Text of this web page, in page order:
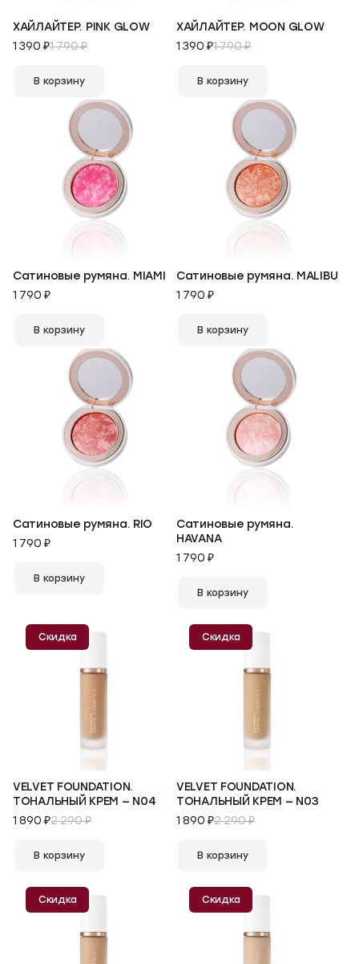
ХАЙЛАЙТЕР. PINK GLOW
1 390 ₽1 790 ₽
В корзину
ХАЙЛАЙТЕР. MOON GLOW
1 390 ₽1 790 ₽
В корзину
Сатиновые румяна. MIAMI
1 790 ₽
В корзину
Сатиновые румяна. MALIBU
1 790 ₽
В корзину
Сатиновые румяна. RIO
1 790 ₽
В корзину
Сатиновые румяна.
HAVANA
1 790 ₽
В корзину
Скидка
VELVET FOUNDATION.
ТОНАЛЬНЫЙ КРЕМ — N04
1 890 ₽2 290 ₽
В корзину
Скидка
VELVET FOUNDATION.
ТОНАЛЬНЫЙ КРЕМ — N03
1 890 ₽2 290 ₽
В корзину
Скидка Скидка